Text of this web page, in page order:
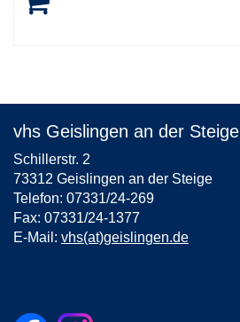
vhs Geislingen an der Steige
Schillerstr. 2
73312 Geislingen an der Steige
Telefon: 07331/24-269
Fax: 07331/24-1377
E-Mail: vhs(at)geislingen.de